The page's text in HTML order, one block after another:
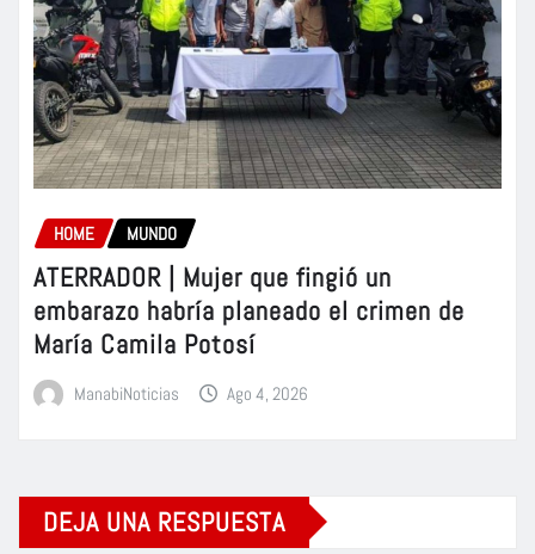
HOME MUNDO
ATERRADOR | Mujer que fingió un
embarazo habría planeado el crimen de
María Camila Potosí
ManabiNoticias Ago 4, 2026
DEJA UNA RESPUESTA